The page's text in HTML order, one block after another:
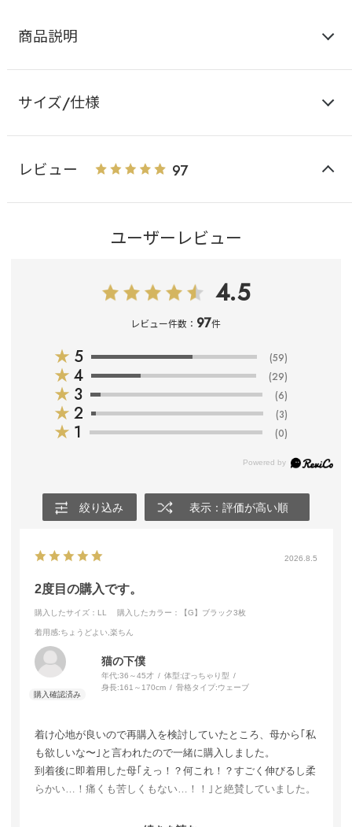
商品説明
サイズ/仕様
レビュー 97
ユーザーレビュー
4.5
レビュー件数： 97件
★ 5 (59)
★ 4 (29)
★ 3 (6)
★ 2 (3)
★ 1 (0)
絞り込み 表示：評価が高い順
2026.8.5
2度目の購入です。
購入したサイズ：LL 購入したカラー：【G】ブラック3枚
着用感:ちょうどよい,楽ちん
猫の下僕
年代:36～45才 体型:ぽっちゃり型
身長:161～170cm 骨格タイプ:ウェーブ
着け心地が良いので再購入を検討していたところ、母から｢私
も欲しいな〜｣と言われたので一緒に購入しました。
到着後に即着用した母｢えっ！？何これ！？すごく伸びるし柔
らかい…！痛くも苦しくもない…！！｣と絶賛していました。